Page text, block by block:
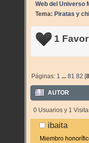
Web del Universo
Tema: Piratas y
1
Páginas: 1 ...81 82 [
AUTOR
0 Usuarios y 1
ibaita
Miembro